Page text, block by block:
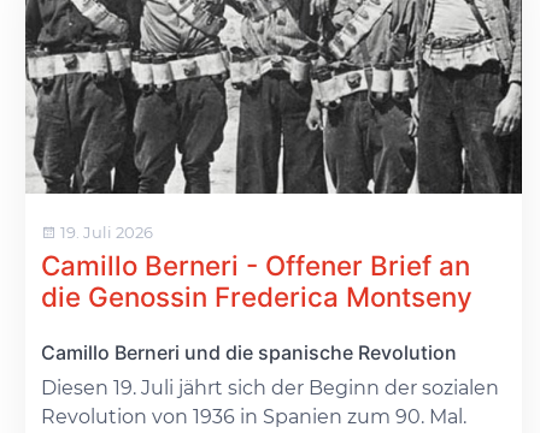
19. Juli 2026
Camillo Berneri - Offener Brief an
die Genossin Frederica Montseny
Camillo Berneri und die spanische Revolution
Diesen 19. Juli jährt sich der Beginn der sozialen
Revolution von 1936 in Spanien zum 90. Mal.